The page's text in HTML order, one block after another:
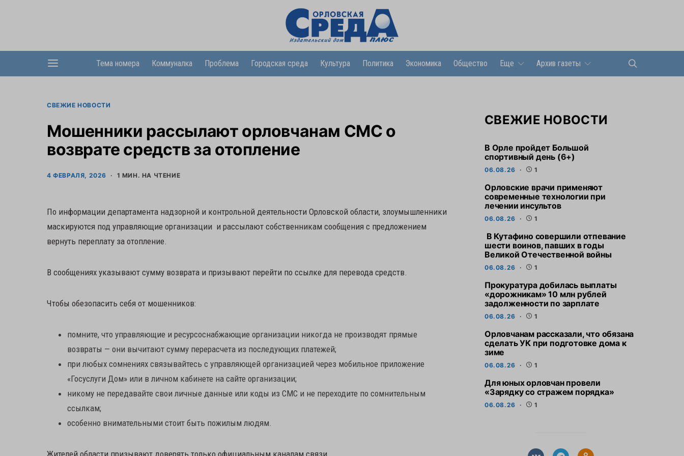
Тема номера Коммуналка Проблема Городская среда Культура Политика Экономика Общество Еще Архив газеты
СВЕЖИЕ НОВОСТИ
Мошенники рассылают орловчанам СМС о
возврате средств за отопление
4 ФЕВРАЛЯ, 2026 1 МИН. НА ЧТЕНИЕ
По информации департамента надзорной и контрольной деятельности Орловской области, злоумышленники
маскируются под управляющие организации и рассылают собственникам сообщения с предложением
вернуть переплату за отопление.
В сообщениях указывают сумму возврата и призывают перейти по ссылке для перевода средств.
Чтобы обезопасить себя от мошенников:
помните, что управляющие и ресурсоснабжающие организации никогда не производят прямые
возвраты — они вычитают сумму перерасчета из последующих платежей;
при любых сомнениях связывайтесь с управляющей организацией через мобильное приложение
«Госуслуги Дом» или в личном кабинете на сайте организации;
никому не передавайте свои личные данные или коды из СМС и не переходите по сомнительным
ссылкам;
особенно внимательными стоит быть пожилым людям.
Жителей области призывают доверять только официальным каналам связи.
СВЕЖИЕ НОВОСТИ
В Орле пройдет Большой
спортивный день (6+)
06.08.26 1
Орловские врачи применяют
современные технологии при
лечении инсультов
06.08.26 1
В Кутафино совершили отпевание
шести воинов, павших в годы
Великой Отечественной войны
06.08.26 1
Прокуратура добилась выплаты
«дорожникам» 10 млн рублей
задолженности по зарплате
06.08.26 1
Орловчанам рассказали, что обязана
сделать УК при подготовке дома к
зиме
06.08.26 1
Для юных орловчан провели
«Зарядку со стражем порядка»
06.08.26 1